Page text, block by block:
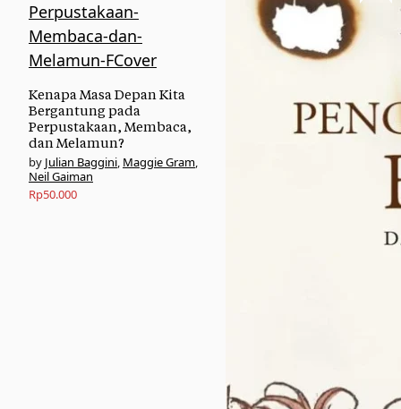
Kenapa Masa Depan Kita
Bergantung pada
Perpustakaan, Membaca,
dan Melamun?
Julian Baggini, Maggie Gram,
Neil Gaiman
Rp50.000